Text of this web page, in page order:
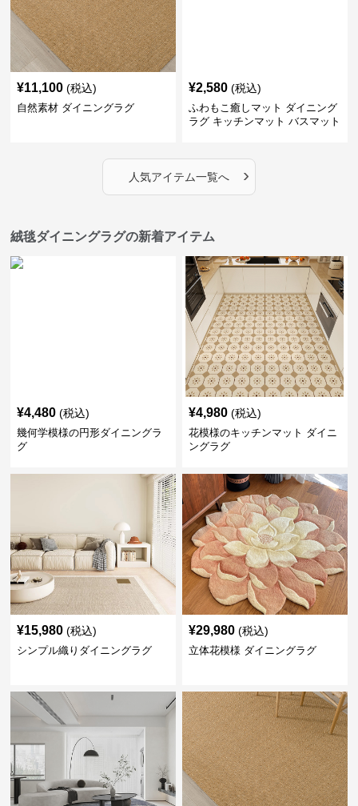
¥11,100 (税込)
自然素材 ダイニングラグ
¥2,580 (税込)
ふわもこ癒しマット ダイニング
ラグ キッチンマット バスマット
人気アイテム一覧へ ›
絨毯ダイニングラグの新着アイテム
¥4,480 (税込)
幾何学模様の円形ダイニングラ
グ
¥4,980 (税込)
花模様のキッチンマット ダイニ
ングラグ
¥15,980 (税込)
シンプル織りダイニングラグ
¥29,980 (税込)
立体花模様 ダイニングラグ